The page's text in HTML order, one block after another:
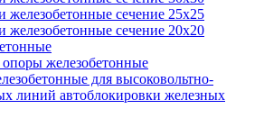
железобетонные сечение 25x25
железобетонные сечение 20x20
железобетонные
для высоковольтно-
линий автоблокировки железных